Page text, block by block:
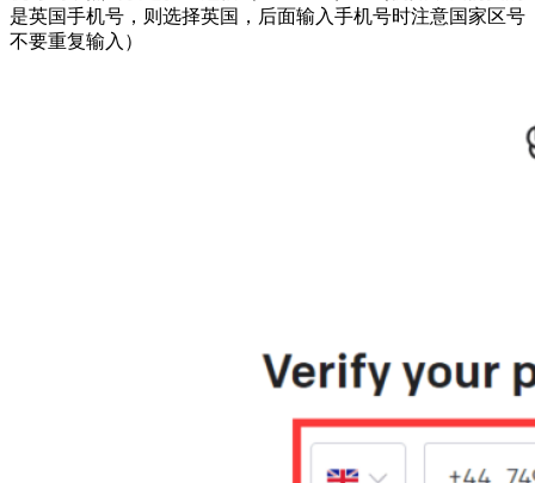
是英国手机号，则选择英国，后面输入手机号时注意国家区号
不要重复输入）